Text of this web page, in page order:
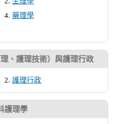
的試高點來守護！現正開課中
，買全修送題庫班！
加強，必考重點全吸收！
藥理學
、護理技術）與護理行政
護理行政
護理學